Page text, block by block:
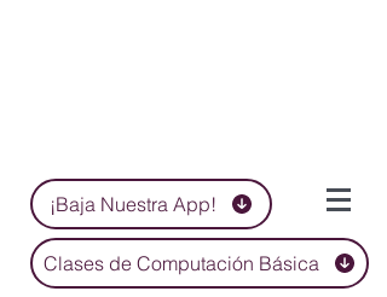
¡Baja Nuestra App!
Clases de Computación Básica